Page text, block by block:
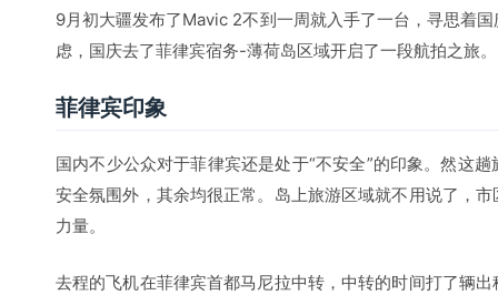
9月初大疆发布了Mavic 2不到一周就入手了一台，寻思着
虑，国庆去了菲律宾宿务-薄荷岛区域开启了一段航拍之旅。
菲律宾印象
国内不少公众对于菲律宾还是处于“不安全”的印象。然这
安全氛围外，其余均很正常。岛上旅游区域就不用说了，
力量。
去程的飞机在菲律宾首都马尼拉中转，中转的时间打了辆